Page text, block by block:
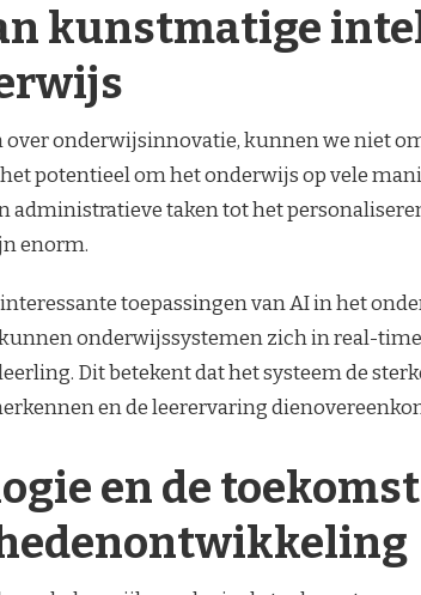
kunstmatige
over onderwijsinnovatie, kunnen we niet
potentieel om het onderwijs op vele
administratieve taken tot het
enorm.
toepassingen van AI in het
onderwijssystemen zich in real-time
Dit betekent dat het systeem de
en de leerervaring
en de